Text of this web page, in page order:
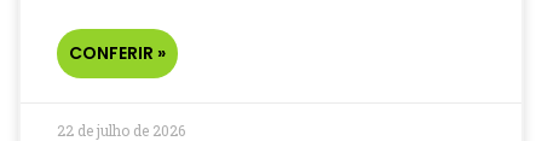
CONFERIR »
22 de julho de 2026